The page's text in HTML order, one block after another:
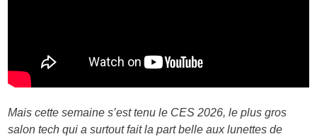
Mais cette semaine s’est tenu le CES 2026, le plus gros
salon tech qui a surtout fait la part belle aux lunettes de